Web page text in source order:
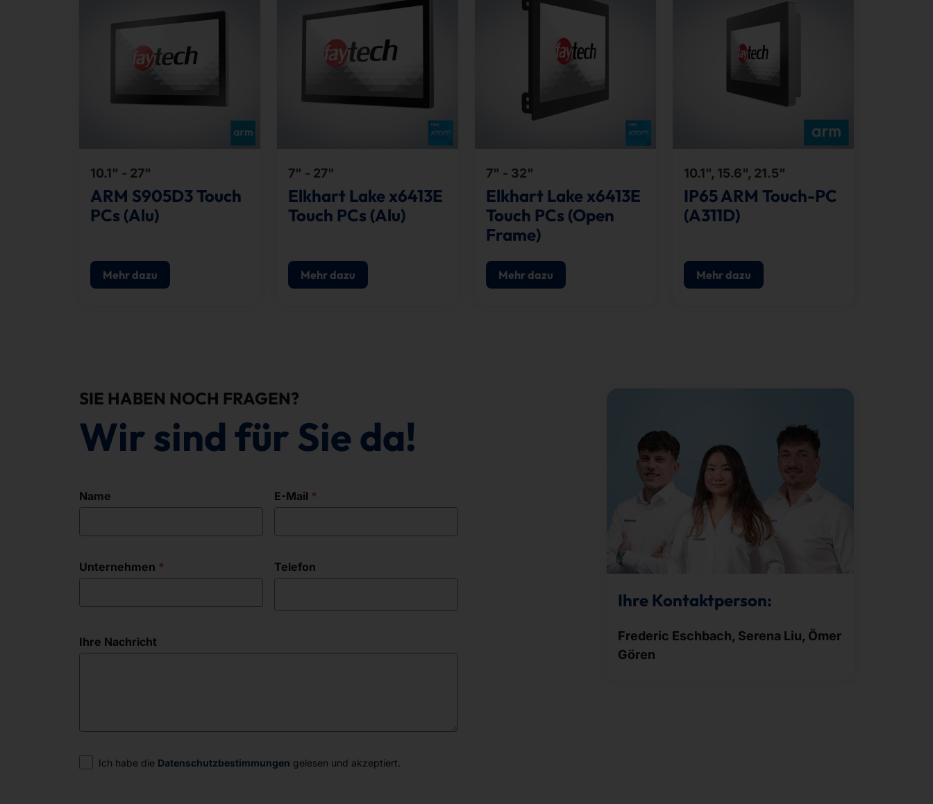
10.1" - 27"
ARM S905D3 Touch
PCs (Alu)
Mehr dazu
7" - 27"
Elkhart Lake x6413E
Touch PCs (Alu)
Mehr dazu
7" - 32"
Elkhart Lake x6413E
Touch PCs (Open
Frame)
Mehr dazu
10.1", 15.6", 21.5"
IP65 ARM Touch-PC
(A311D)
Mehr dazu
SIE HABEN NOCH FRAGEN?
Wir sind für Sie da!
Name E-Mail
Unternehmen Telefon
Ihre Nachricht
Einwilligung
Ich habe die Datenschutzbestimmungen gelesen und akzeptiert.
Ihre Kontaktperson:
Frederic Eschbach, Serena Liu, Ömer
Gören